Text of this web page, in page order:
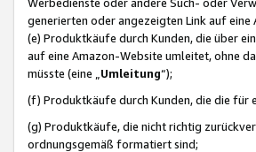
generierten oder angezeigten Link auf
(e) Produktkäufe durch Kunden, die über
auf eine Amazon-Website umleitet, ohne
müsste (eine „ Umleitung“);
(f) Produktkäufe durch Kunden, die die für
(g) Produktkäufe, die nicht richtig
ordnungsgemäß formatiert sind;